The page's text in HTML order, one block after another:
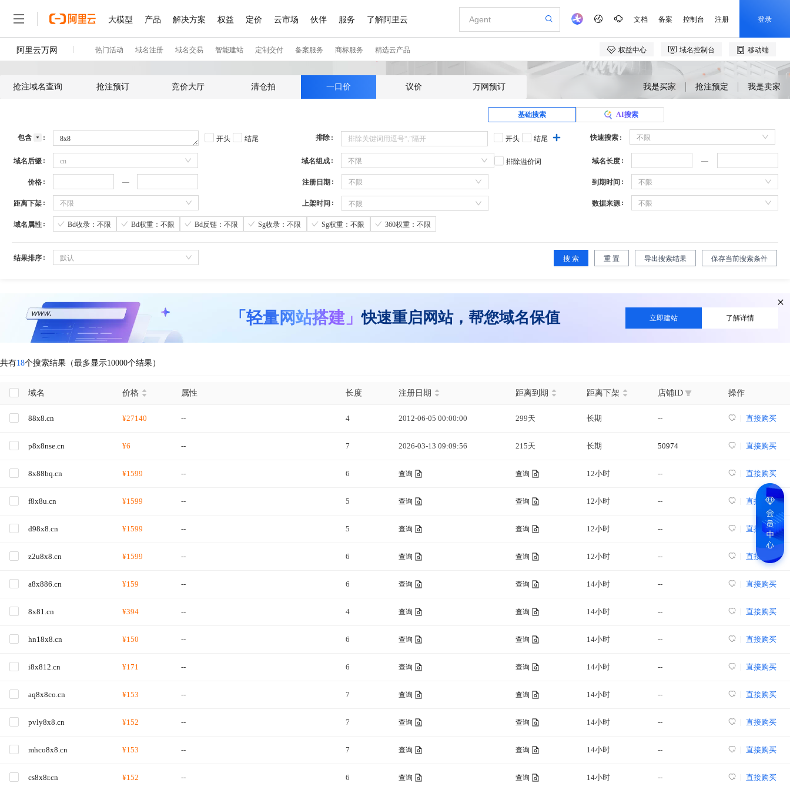
抢注域名查询 抢注预订 竞价大厅 清仓拍 一口价 议价 万网预订 我是买家 抢注预定 我是卖家
基础搜索 AI搜索
包含 开头 结尾 排除 开头 结尾 快速搜索 不限
域名后缀 cn 域名组成 不限 排除溢价词 域名长度
价格 注册日期 不限 到期时间 不限
距离下架 不限 上架时间 不限 数据来源 不限
域名属性 Bd收录：不限 Bd权重：不限 Bd反链：不限 Sg收录：不限 Sg权重：不限 360权重：不限
结果排序 默认 搜 索 重 置 导出搜索结果 保存当前搜索条件
「轻量网站搭建」快速重启网站，帮您域名保值 立即建站 了解详情
共有18个搜索结果（最多显示10000个结果）
域名 价格 属性 长度 注册日期 距离到期 距离下架 店铺ID 操作
88x8.cn ¥27140 -- 4 2012-06-05 00:00:00 299天 长期 -- 直接购买
p8x8nse.cn ¥6 -- 7 2026-03-13 09:09:56 215天 长期 50974 直接购买
8x88bq.cn ¥1599 -- 6 查询 查询 12小时 -- 直接购买
f8x8u.cn ¥1599 -- 5 查询 查询 12小时 -- 直接购买
d98x8.cn ¥1599 -- 5 查询 查询 12小时 -- 直接购买
z2u8x8.cn ¥1599 -- 6 查询 查询 12小时 -- 直接购买
a8x886.cn ¥159 -- 6 查询 查询 14小时 -- 直接购买
8x81.cn ¥394 -- 4 查询 查询 14小时 -- 直接购买
hn18x8.cn ¥150 -- 6 查询 查询 14小时 -- 直接购买
i8x812.cn ¥171 -- 6 查询 查询 14小时 -- 直接购买
aq8x8co.cn ¥153 -- 7 查询 查询 14小时 -- 直接购买
pvly8x8.cn ¥152 -- 7 查询 查询 14小时 -- 直接购买
mhco8x8.cn ¥153 -- 7 查询 查询 14小时 -- 直接购买
cs8x8r.cn ¥152 -- 6 查询 查询 14小时 -- 直接购买